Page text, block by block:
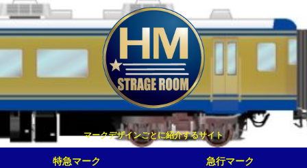
マークデザインごとに紹介するサイト
特急マーク 急行マーク